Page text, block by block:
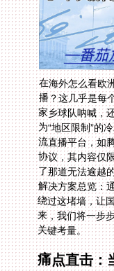
在海外怎么看欧
播？这几乎是每
家乡球队呐喊，
为“地区限制”的
流直播平台，如
协议，其内容仅
了那道无法逾越
解决方案总览：
绕过这堵墙，让
来，我们将一步
关键考量。
痛点直击：